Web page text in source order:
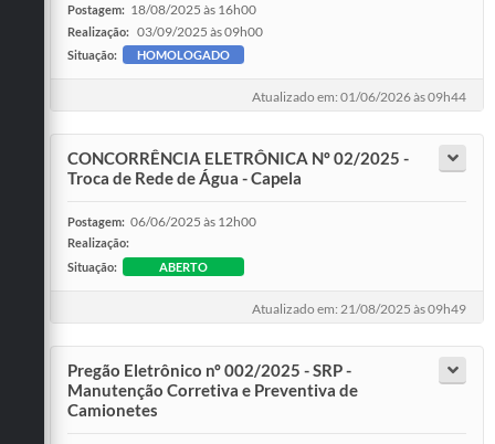
Postagem: 18/08/2025 às 16h00
Realização: 03/09/2025 às 09h00
Situação: HOMOLOGADO
Atualizado em: 01/06/2026 às 09h44
CONCORRÊNCIA ELETRÔNICA Nº 02/2025 -
Troca de Rede de Água - Capela
Postagem: 06/06/2025 às 12h00
Realização:
Situação:
ABERTO
Atualizado em: 21/08/2025 às 09h49
Pregão Eletrônico nº 002/2025 - SRP -
Manutenção Corretiva e Preventiva de
Camionetes